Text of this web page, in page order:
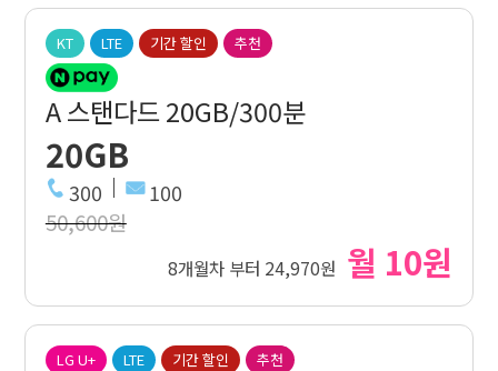
KT LTE 기간 할인 추천
A 스탠다드 20GB/300분
20GB
300 100
50,600원
8개월차 부터 24,970원 월 10원
LG U+ LTE 기간 할인 추천